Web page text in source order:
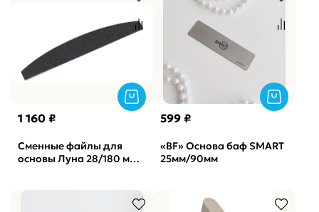
1 160 ₽
Сменные файлы для
основы Луна 28/180 мм
599 ₽
«BF» Основа баф SMART
25мм/90мм